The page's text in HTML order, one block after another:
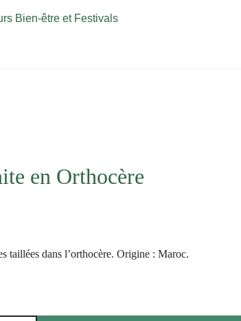
Bien-être et Festivals
en Orthocère
taillées dans l’orthocère. Origine : Maroc.